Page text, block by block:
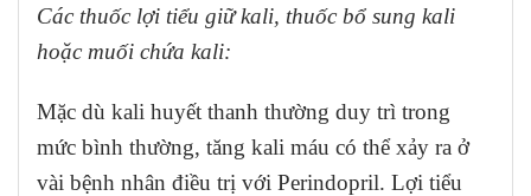
Các thuốc lợi tiểu giữ kali, thuốc bổ sung kali
hoặc muối chứa kali:
Mặc dù kali huyết thanh thường duy trì trong
mức bình thường, tăng kali máu có thể xảy ra ở
vài bệnh nhân điều trị với Perindopril. Lợi tiểu